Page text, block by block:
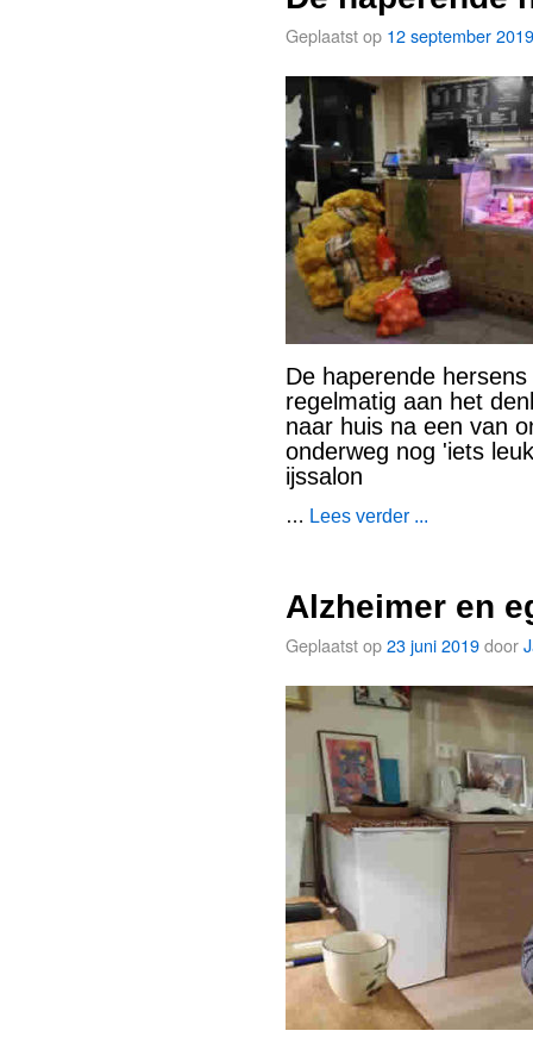
Geplaatst op 12 september 2019
De haperende
regelmatig aan het
naar huis na een van
onderweg nog 'iets
ijssalon
… Lees verder ...
Alzheimer en
Geplaatst op23 juni 2019door